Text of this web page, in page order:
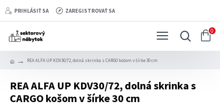
PRIHLÁSIŤ SA ZAREGISTROVAŤ SA
0
REA ALFA UP KDV30/72, dolná skrinka s CARGO košom v šírke 30 cm
REA ALFA UP KDV30/72, dolná skrinka s
CARGO košom v šírke 30 cm